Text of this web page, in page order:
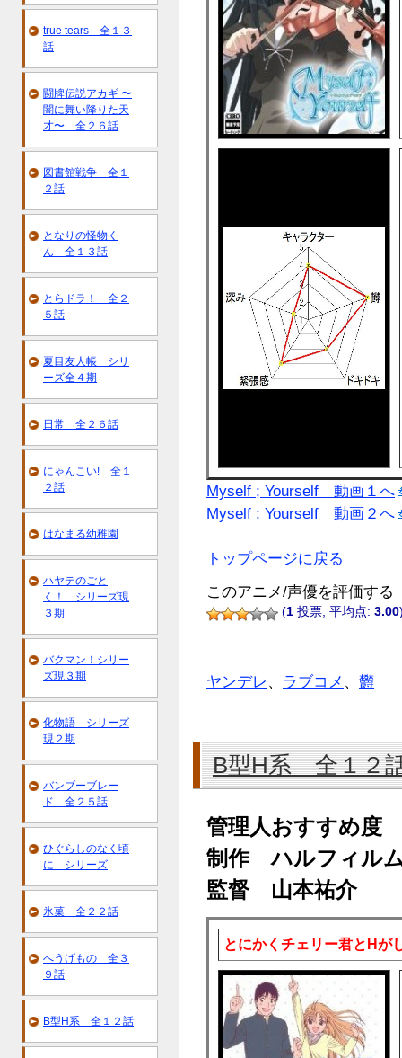
Myself ; Yourself 動画１へ
Myself ; Yourself 動画２へ
トップページに戻る
このアニメ/声優を評価する
(1 投票, 平均点: 3.00
ヤンデレ 、 ラブコメ 、 欝
B型H系 全１２
管理人おすすめ
制作 ハルフィル
監督 山本祐介
とにかくチェリー君とHが
true tears 全１３
話
闘牌伝説アカギ 〜
闇に舞い降りた天
才〜 全２６話
図書館戦争 全１
２話
となりの怪物く
ん 全１３話
とらドラ！ 全２
５話
夏目友人帳 シリ
ーズ全４期
日常 全２６話
にゃんこい! 全１
２話
はなまる幼稚園
ハヤテのごと
く！ シリーズ現
３期
バクマン！シリー
ズ現３期
化物語 シリーズ
現２期
バンブーブレー
ド 全２５話
ひぐらしのなく頃
に シリーズ
氷菓 全２２話
へうげもの 全３
９話
B型H系 全１２話